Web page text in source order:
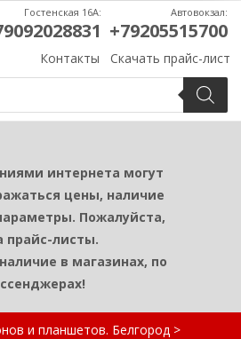
Контакты Скачать прайс-лист
Гостенская 16А: Автовокзал:
+79205515700
интернета могут
цены, наличие
Пожалуйста,
прайс-листы.
в магазинах, по
и планшетов. Белгород >